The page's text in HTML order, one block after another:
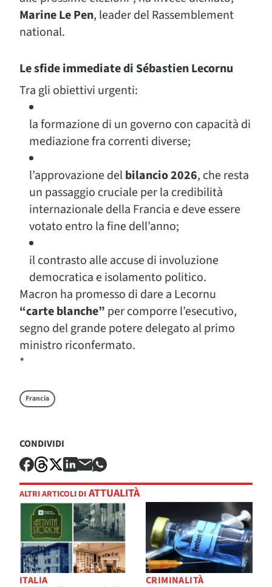
Marine Le Pen, leader del Rassemblement
national.
Le sfide immediate di Sébastien Lecornu
Tra gli obiettivi urgenti:
la formazione di un governo con capacità di
mediazione fra correnti diverse;
l’approvazione delbilancio 2026, che resta
un passaggio cruciale per la credibilità
internazionale della Francia e deve essere
votato entro la fine dell’anno;
il contrasto alle accuse di involuzione
democratica e isolamento politico.
Macron ha promesso di dare a Lecornu
“carte blanche” per comporre l’esecutivo,
segno del grande potere delegato al primo
ministro riconfermato.
*
Francia
CONDIVIDI
ALTRI ARTICOLI DI ATTUALITÀ
ITALIA CRIMINALITÀ